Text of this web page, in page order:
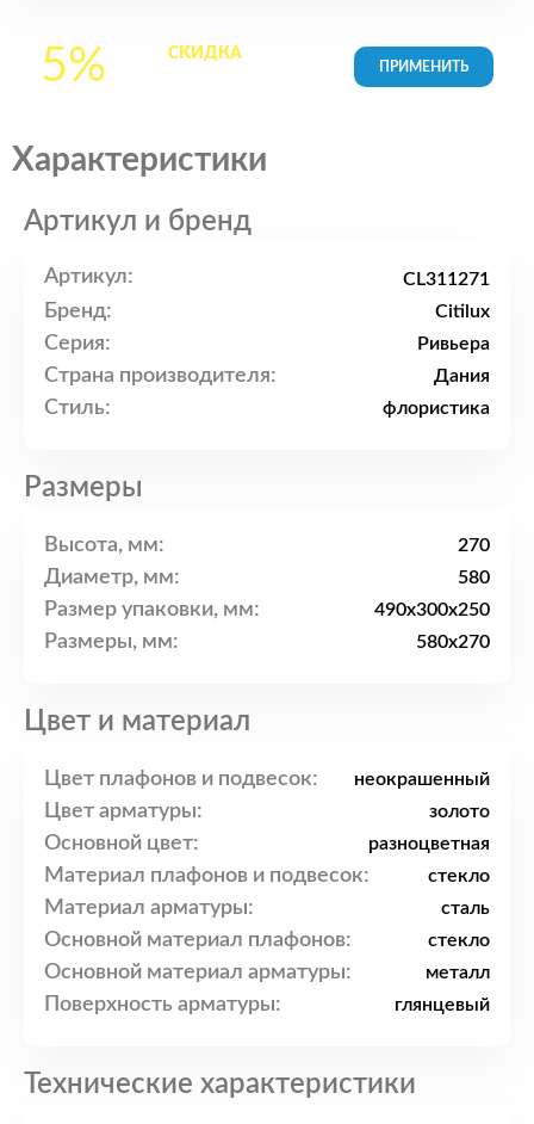
5% СКИДКАна все
Характеристики
Артикул и бренд
Артикул: CL311271
Бренд: Citilux
Серия: Ривьера
Страна производителя: Дания
Стиль: флористика
Размеры
Высота, мм: 270
Диаметр, мм: 580
Размер упаковки, мм: 490x300x250
Размеры, мм: 580x270
Цвет и материал
Цвет плафонов и подвесок: неокрашенный
Цвет арматуры: золото
Основной цвет: разноцветная
Материал плафонов и подвесок: стекло
Материал арматуры: сталь
Основной материал плафонов: стекло
Основной материал арматуры: металл
Поверхность арматуры: глянцевый
Технические характеристики